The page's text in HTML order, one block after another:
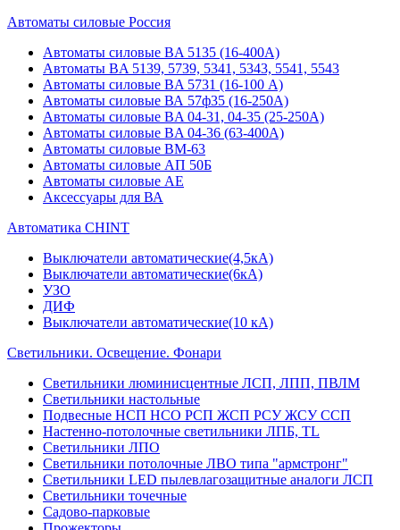
Автоматы силовые Россия
Автоматы силовые BA 5135 (16-400А)
Автоматы BA 5139, 5739, 5341, 5343, 5541, 5543
Автоматы силовые BA 5731 (16-100 А)
Автоматы силовые ВА 57ф35 (16-250А)
Автоматы силовые BA 04-31, 04-35 (25-250А)
Автоматы силовые BA 04-36 (63-400А)
Автоматы силовые ВМ-63
Автоматы силовые АП 50Б
Автоматы силовые АЕ
Аксессуары для ВА
Автоматика CHINT
Выключатели автоматические(4,5кА)
Выключатели автоматические(6кА)
УЗО
ДИФ
Выключатели автоматические(10 кА)
Светильники. Освещение. Фонари
Светильники люминисцентные ЛСП, ЛПП, ПВЛМ
Светильники настольные
Подвесные НСП НСО РСП ЖСП РСУ ЖСУ ССП
Настенно-потолочные светильники ЛПБ, TL
Светильники ЛПО
Светильники потолочные ЛВО типа "армстронг"
Светильники LED пылевлагозащитные аналоги ЛСП
Светильники точечные
Садово-парковые